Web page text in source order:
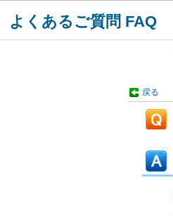
よくあるご質問 FAQ
戻る